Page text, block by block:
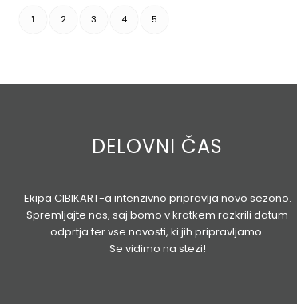
1 2 3 4 5
DELOVNI ČAS
Ekipa CIBIKART-a intenzivno pripravlja novo sezono.
Spremljajte nas, saj bomo v kratkem razkrili datum
odprtja ter vse novosti, ki jih pripravljamo.
Se vidimo na stezi!